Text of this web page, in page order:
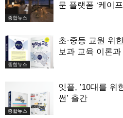
종합뉴스
문 플랫폼 ‘케이
종합뉴스
초·중등 교원 위
보과 교육 이론과
종합뉴스
잇플, ’10대를 위
썬’ 출간